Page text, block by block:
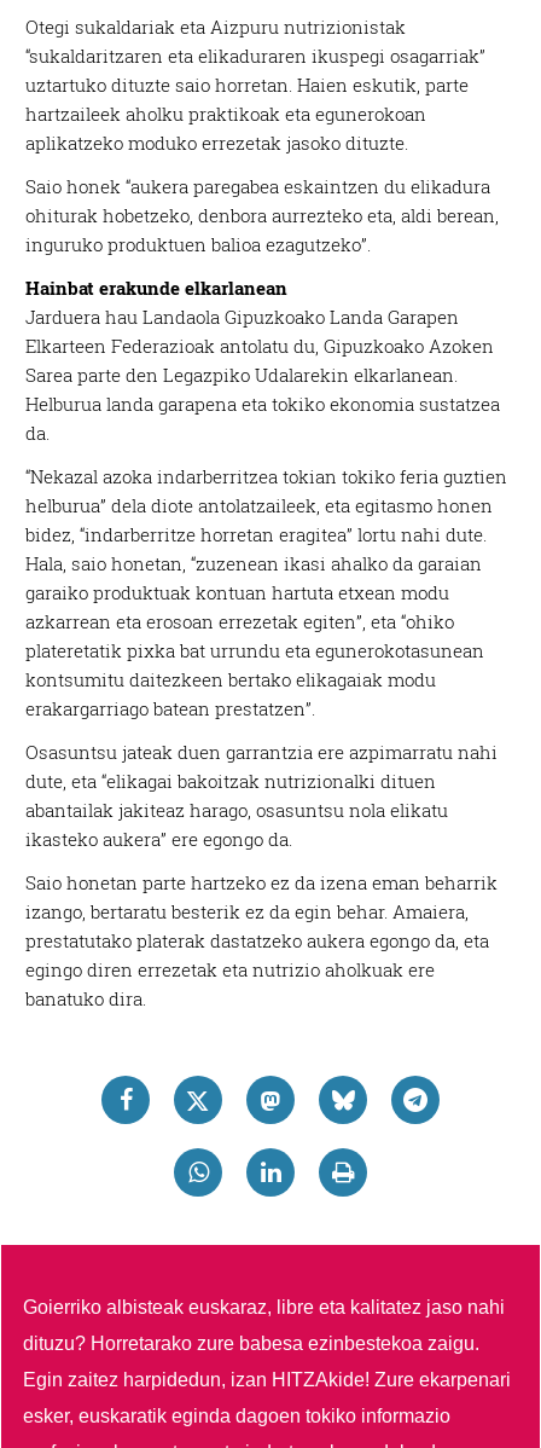
Otegi sukaldariak eta Aizpuru nutrizionistak
“sukaldaritzaren eta elikaduraren ikuspegi osagarriak”
uztartuko dituzte saio horretan. Haien eskutik, parte
hartzaileek aholku praktikoak eta egunerokoan
aplikatzeko moduko errezetak jasoko dituzte.
Saio honek “aukera paregabea eskaintzen du elikadura
ohiturak hobetzeko, denbora aurrezteko eta, aldi berean,
inguruko produktuen balioa ezagutzeko”.
Hainbat erakunde elkarlanean
Jarduera hau Landaola Gipuzkoako Landa Garapen
Elkarteen Federazioak antolatu du, Gipuzkoako Azoken
Sarea parte den Legazpiko Udalarekin elkarlanean.
Helburua landa garapena eta tokiko ekonomia sustatzea
da.
“Nekazal azoka indarberritzea tokian tokiko feria guztien
helburua” dela diote antolatzaileek, eta egitasmo honen
bidez, “indarberritze horretan eragitea” lortu nahi dute.
Hala, saio honetan, “zuzenean ikasi ahalko da garaian
garaiko produktuak kontuan hartuta etxean modu
azkarrean eta erosoan errezetak egiten”, eta “ohiko
plateretatik pixka bat urrundu eta egunerokotasunean
kontsumitu daitezkeen bertako elikagaiak modu
erakargarriago batean prestatzen”.
Osasuntsu jateak duen garrantzia ere azpimarratu nahi
dute, eta “elikagai bakoitzak nutrizionalki dituen
abantailak jakiteaz harago, osasuntsu nola elikatu
ikasteko aukera” ere egongo da.
Saio honetan parte hartzeko ez da izena eman beharrik
izango, bertaratu besterik ez da egin behar. Amaiera,
prestatutako platerak dastatzeko aukera egongo da, eta
egingo diren errezetak eta nutrizio aholkuak ere
banatuko dira.
Goierriko albisteak euskaraz, libre eta kalitatez jaso nahi
dituzu? Horretarako zure babesa ezinbestekoa zaigu.
Egin zaitez harpidedun, izan HITZAkide!Zure ekarpenari
esker, euskaratik eginda dagoen tokiko informazio